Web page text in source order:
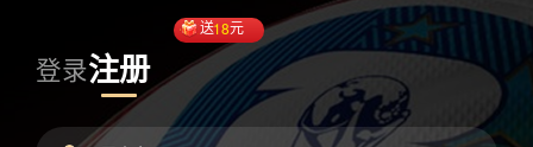
登录注册
送18元